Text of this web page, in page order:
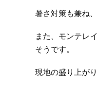
暑さ対策も兼ね
また、モンテレ
そうです。
現地の盛り上が